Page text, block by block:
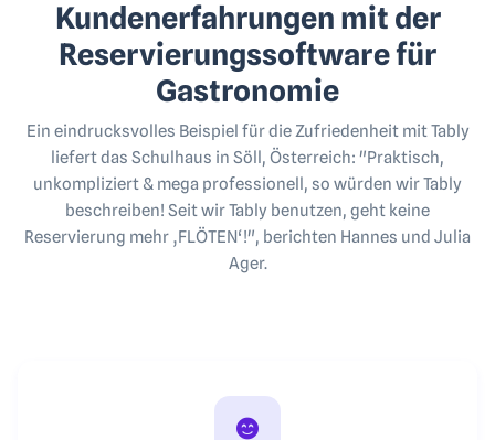
Kundenerfahrungen mit der
Reservierungssoftware für
Gastronomie
Ein eindrucksvolles Beispiel für die Zufriedenheit mit Tably
liefert das Schulhaus in Söll, Österreich: "Praktisch,
unkompliziert & mega professionell, so würden wir Tably
beschreiben! Seit wir Tably benutzen, geht keine
Reservierung mehr ‚FLÖTEN‘!", berichten Hannes und Julia
Ager.